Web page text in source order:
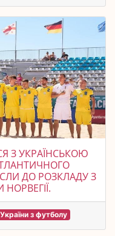
З УКРАЇНСЬКОЮ
ДО РОЗКЛАДУ З
з футболу